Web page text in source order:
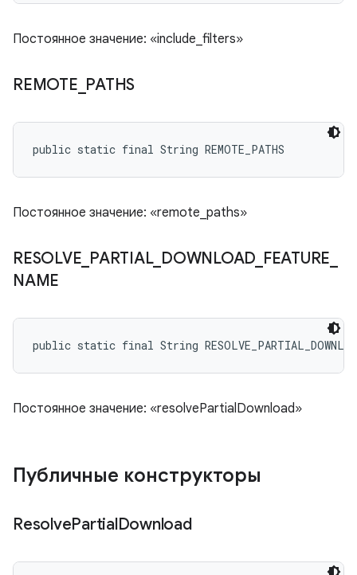
Постоянное значение: «include_filters»
REMOTE PATHS
public static final String REMOTE_PATHS
Постоянное значение: «remote_paths»
RESOLVE PARTIAL_ DOWNLOAD FEATURE
NAME
public static final String
Постоянное значение: «resolvePartialDownload»
Публичные конструкторы
ResolvePartialDownload